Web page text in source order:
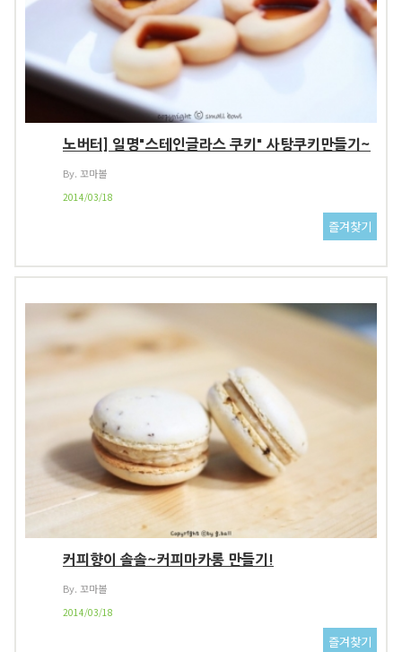
노버터] 일명"스테인글라스 쿠키" 사탕쿠키만들기~
By. 꼬마볼
2014/03/18
커피향이 솔솔~커피마카롱 만들기!
By. 꼬마볼
2014/03/18